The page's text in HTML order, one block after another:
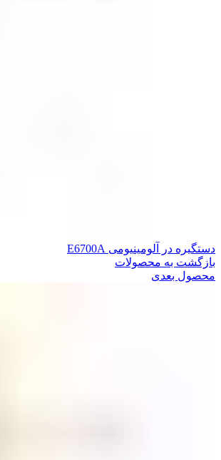
دستگیره در آلومینیومی E6700A
بازگشت به محصولات
محصول بعدی